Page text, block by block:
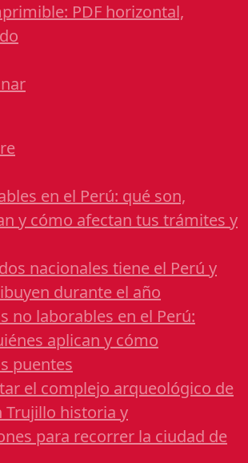
PDF horizontal,
en el Perú: qué son,
y cómo afectan tus trámites y
nacionales tiene el Perú y
durante el año
no laborables en el Perú:
aplican y cómo
puentes
el complejo arqueológico de
Trujillo historia y
para recorrer la ciudad de